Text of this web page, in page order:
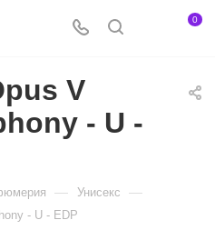
0
V
- U -
— Унисекс —
- U - EDP